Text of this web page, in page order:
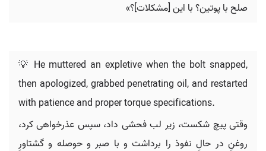
صلح با پوتین؟ با این [مشکلات]؟»
💡 He muttered an expletive when the bolt snapped,
then apologized, grabbed penetrating oil, and restarted
with patience and proper torque specifications.
وقتی پیچ شکست، زیر لب فحشی داد، سپس عذرخواهی کرد،
روغنِ در حالِ نفوذ را برداشت و با صبر و حوصله و گشتاورِ